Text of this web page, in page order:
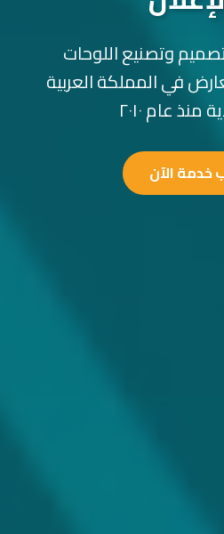
وتصنيع اللوحات
في المملكة العربية
عام ٢٠١٠
خدمة الآن